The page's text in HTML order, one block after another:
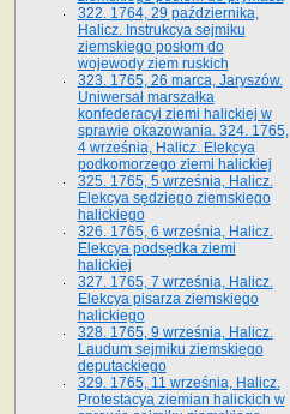
322. 1764, 29 października,
Halicz. Instrukcya sejmiku
ziemskiego posłom do
wojewody ziem ruskich
323. 1765, 26 marca, Jaryszów.
Uniwersał marszałka
konfederacyi ziemi halickiej w
sprawie okazowania. 324. 1765,
4 września, Halicz. Elekcya
podkomorzego ziemi halickiej
325. 1765, 5 września, Halicz.
Elekcya sędziego ziemskiego
halickiego
326. 1765, 6 września, Halicz.
Elekcya podsędka ziemi
halickiej
327. 1765, 7 września, Halicz.
Elekcya pisarza ziemskiego
halickiego
328. 1765, 9 września, Halicz.
Laudum sejmiku ziemskiego
deputackiego
329. 1765, 11 września, Halicz.
Protestacya ziemian halickich w